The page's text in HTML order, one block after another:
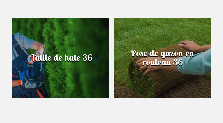
Taille de haie 36 Pose de gazon en
rouleau 36